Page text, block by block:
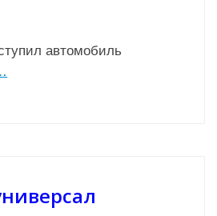
автомобиль